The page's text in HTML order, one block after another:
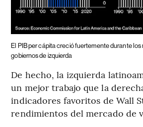
El PIB per cápita creció fuertemente durante los
gobiernos de izquierda
De hecho, la izquierda
un mejor trabajo que la
indicadores favoritos de Wall
rendimientos del mercado de